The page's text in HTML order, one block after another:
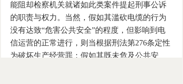
能阻却检察机关就诸如此类案件提起刑事公诉
的职责与权力。当然，假如其滥砍电缆的行为
没有达致“危害公共安全”的程度，但影响到电
信运营的正常进行，则当根据刑法第276条定性
为破坏生产经营罪；假如其既未危及公共安